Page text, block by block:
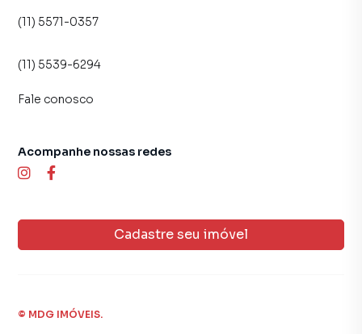
(11) 5571-0357
(11) 5539-6294
Fale conosco
Cadastre seu imóvel
Acompanhe nossas redes
© MDG IMÓVEIS.